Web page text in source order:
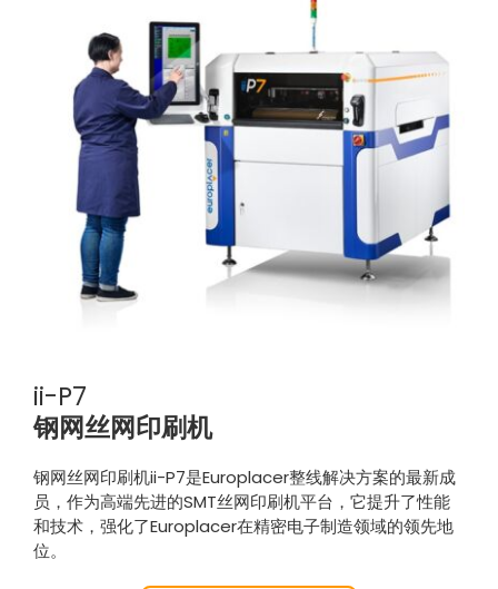
ii-P7
钢网丝网印刷机
钢网丝网印刷机ii-P7是Europlacer整线解决方案的最新成
员，作为高端先进的SMT丝网印刷机平台，它提升了性能
和技术，强化了Europlacer在精密电子制造领域的领先地
位。